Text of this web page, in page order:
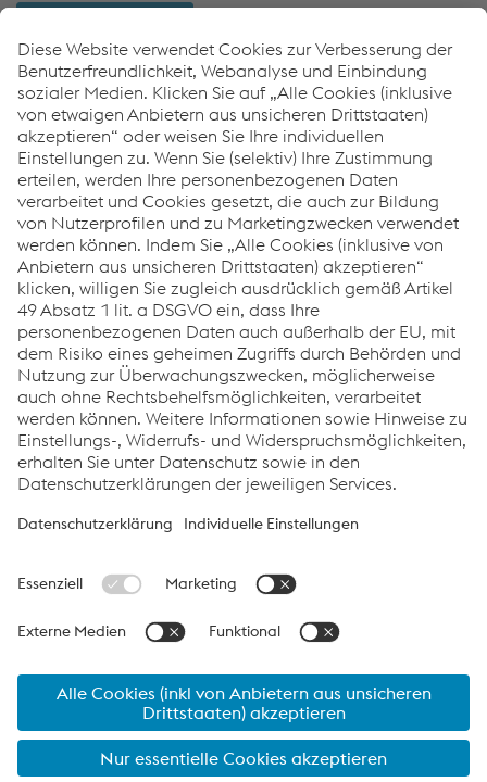
Links
Renewables
Geothermieanwendungen
Wasserstoffanwendungen
Jetzt auf Spotify hören!
Unsere Podcasts gibt es jetzt auch auf Spotify. Hören Sie
rein!
Tubulars Talks bei Spotify
Impressum
Compliance
Datenschutz